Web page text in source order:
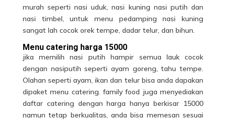
murah seperti nasi uduk, nasi kuning nasi putih dan
nasi timbel, untuk menu pedamping nasi kuning
sangat lah cocok orek tempe, dadar telur, dan bihun.
Menu catering harga 15000
jika memilih nasi putih hampir semua lauk cocok
dengan nasiputih seperti ayam goreng, tahu tempe.
Olahan seperti ayam, ikan dan telur bisa anda dapakan
dipaketmenu catering. family food juga menyediakan
daftar catering dengan harga hanya berkisar 15000
namun tetap berkualitas, anda bisa memesan sesuai